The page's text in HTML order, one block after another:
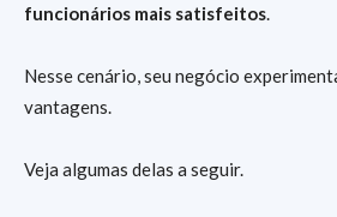
funcionários mais satisfeitos.
Nesse cenário, seu negócio
vantagens.
Veja algumas delas a seguir.